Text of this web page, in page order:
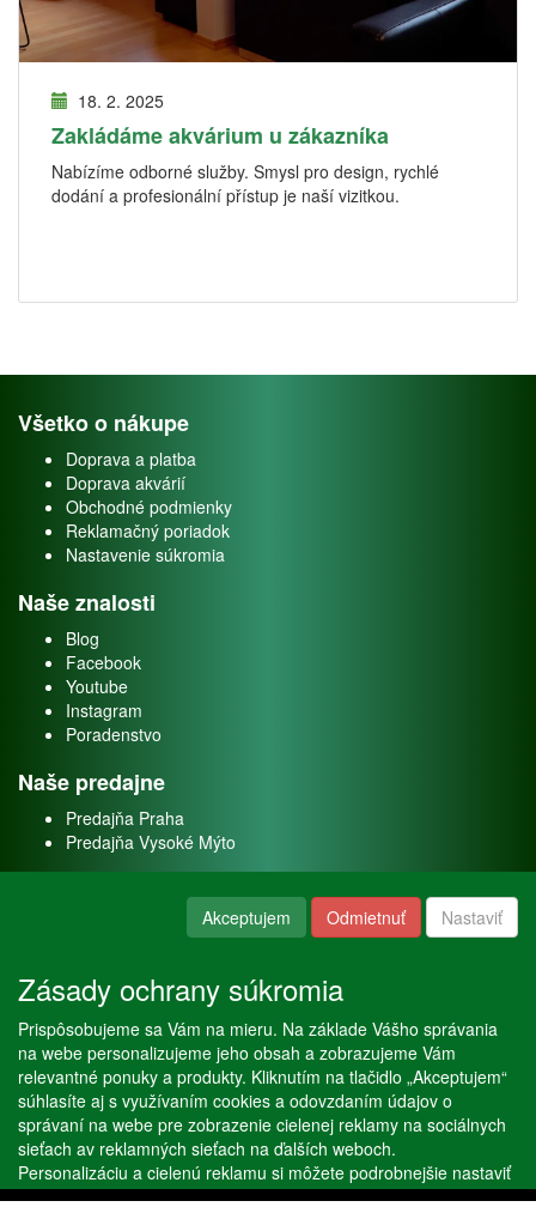
18. 2. 2025
Zakládáme akvárium u zákazníka
Nabízíme odborné služby. Smysl pro design, rychlé
dodání a profesionální přístup je naší vizitkou.
Všetko o nákupe
Doprava a platba
Doprava akvárií
Obchodné podmienky
Reklamačný poriadok
Nastavenie súkromia
Naše znalosti
Blog
Facebook
Youtube
Instagram
Poradenstvo
Naše predajne
Predajňa Praha
Predajňa Vysoké Mýto
Naše služby
Servis
Predaj akváriových rýb
Predaj akváriových rastlín
Copyright © Stöckl spol. s r. o. 2020, powered byABRA E-shop
Akceptujem Odmietnuť Nastaviť
Zásady ochrany súkromia
Prispôsobujeme sa Vám na mieru. Na základe Vášho správania
na webe personalizujeme jeho obsah a zobrazujeme Vám
relevantné ponuky a produkty. Kliknutím na tlačidlo „Akceptujem“
súhlasíte aj s využívaním cookies a odovzdaním údajov o
správaní na webe pre zobrazenie cielenej reklamy na sociálnych
sieťach av reklamných sieťach na ďalších weboch.
Personalizáciu a cielenú reklamu si môžete podrobnejšie nastaviť
alebo kedykoľvek vypnúť po kliknutí na tlačidlo „Nastaviť“.